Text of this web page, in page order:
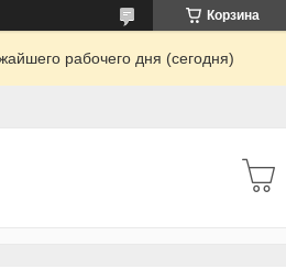
Корзина
рабочего дня (сегодня)